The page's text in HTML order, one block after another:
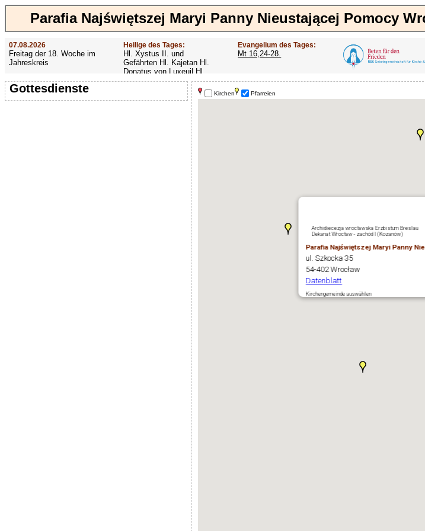
Parafia Najświętszej Maryi Panny Nieustającej Pomocy
07.08.2026
Freitag der 18. Woche im
Jahreskreis
Heilige des Tages:
Hl. Xystus II. und
Gefährten Hl. Kajetan Hl.
Donatus von Luxeuil Hl.
Afra
Evangelium des Tages:
Mt 16,24-28.
Gottesdienste Kirchen Pfarreien
Archidiecezja wrocławska Erzbistum Breslau
Dekanat Wrocław - zachód I (Kozanów)
Parafia Najświętszej Maryi Panny
ul. Szkocka 35
54-402 Wrocław
Datenblatt
Kirchengemeinde auswählen